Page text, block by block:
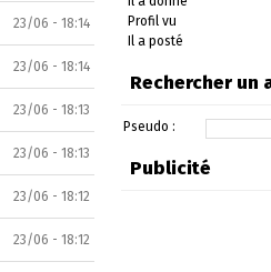
23/06 - 18:14
23/06 - 18:14
23/06 - 18:13
23/06 - 18:13
23/06 - 18:12
23/06 - 18:12
Profil vu
Il a posté
Rechercher un
Pseudo :
Publicité